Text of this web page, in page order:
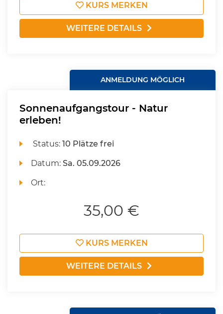
KURS MERKEN
WEITERE DETAILS
ANMELDUNG MÖGLICH
Sonnenaufgangstour - Natur
erleben!
Status:10 Plätze frei
Datum:Sa. 05.09.2026
Ort:
35,00 €
KURS MERKEN
WEITERE DETAILS